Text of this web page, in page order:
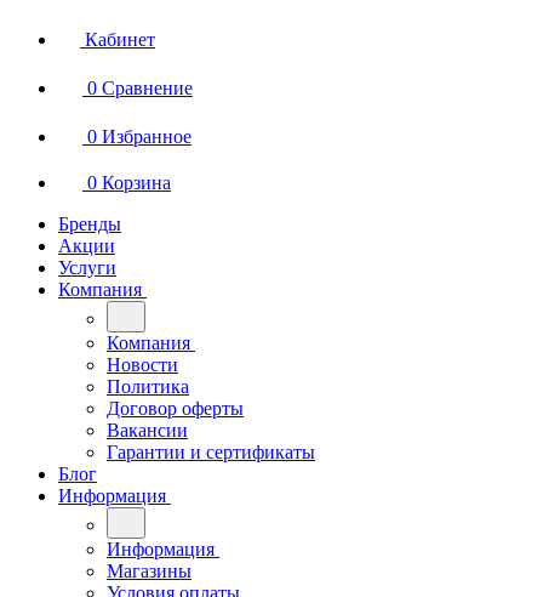
Кабинет
0 Сравнение
0 Избранное
0 Корзина
Бренды
Акции
Услуги
Компания
Компания
Новости
Политика
Договор оферты
Вакансии
Гарантии и сертификаты
Блог
Информация
Информация
Магазины
Условия оплаты